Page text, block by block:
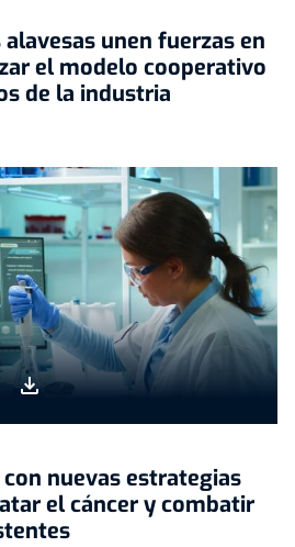
unen fuerzas en
el modelo cooperativo
de la industria
nuevas estrategias
el cáncer y combatir